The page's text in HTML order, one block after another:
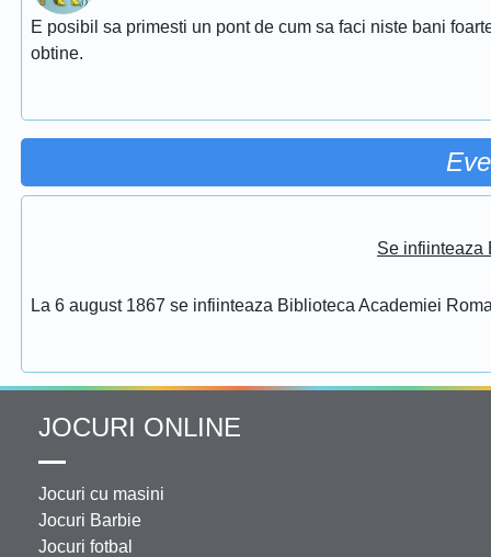
E posibil sa primesti un pont de cum sa faci niste bani
obtine.
Se infiinteaza
La 6 august 1867 se infiinteaza Biblioteca Academiei
JOCURI ONLINE
Jocuri cu masini
Jocuri Barbie
Jocuri fotbal